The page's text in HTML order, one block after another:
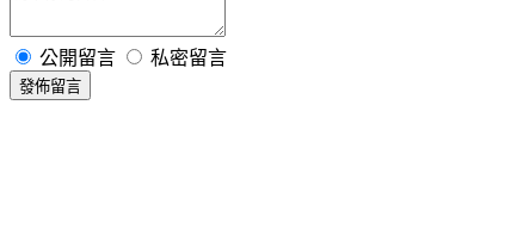
公開留言 私密留言
發佈留言